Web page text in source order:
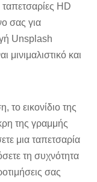
HD
σας για
Unsplash
και
το εικονίδιο της
της γραμμής
μια ταπετσαρία
τη συχνότητα
σας